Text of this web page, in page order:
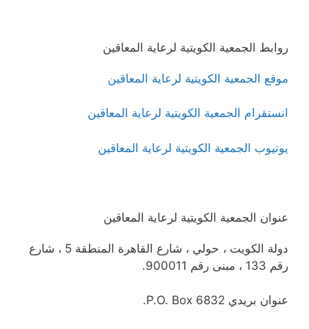
روابط الجمعية الكويتية لرعاية المعاقين
موقع الجمعية الكويتية لرعاية المعاقين
انستقرام الجمعية الكويتية لرعاية المعاقين
يوتيوب الجمعية الكويتية لرعاية المعاقين
عنوان الجمعية الكويتية لرعاية المعاقين
دولة الكويت ، حولي ، شارع القاهرة المنطقة 5 ، شارع
رقم 133 ، مبنى رقم 900011.
عنوان بريدي P.O. Box 6832.